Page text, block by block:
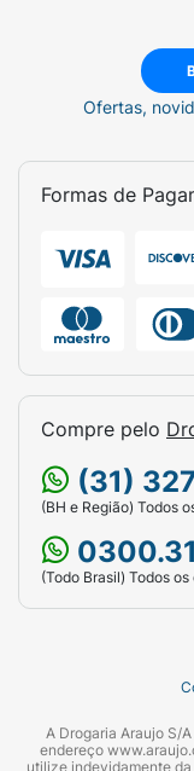
Precaução:
as pilhas e
pilhas soltas
Ofertas,
Formas de
Compre pelo
(31)
(BH e Região) Todos
(Todo Brasil) Todos
A Drogaria Araujo S/
endereço
utilize indevidamente